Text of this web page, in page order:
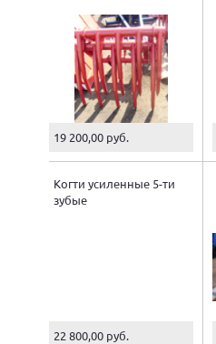
19 200,00 руб.
Когти усиленные 5-ти
зубые
22 800,00 руб.